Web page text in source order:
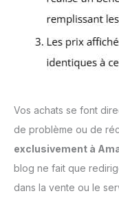
Vos achats se font
de problème ou de
exclusivement à
blog ne fait que
dans la vente ou le